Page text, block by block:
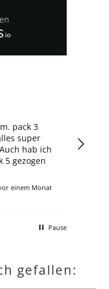
pack 3
super
hab ich
5 gezogen
einem Monat
Pause
gefallen: